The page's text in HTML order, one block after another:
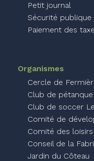
Petit journal
Sécurité publique
Paiement des
Organismes
Cercle de
Club de pétanque
Club de soccer
Comité de
Comité des loisirs
Conseil de la
Jardin du Côteau